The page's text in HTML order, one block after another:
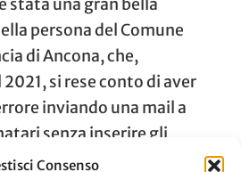
Consenso
stata una gran bella
persona del Comune
di Ancona, che,
si rese conto di aver
inviando una mail a
senza inserire gli
Conoscenza Nascosta (in